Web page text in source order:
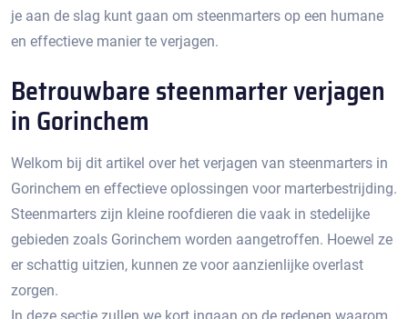
je aan de slag kunt gaan om steenmarters op een humane
en effectieve manier te verjagen.​
Betrouwbare steenmarter verjagen
in Gorinchem
Welkom bij dit artikel over het verjagen van steenmarters in
Gorinchem en effectieve oplossingen voor marterbestrijding.​
Steenmarters zijn kleine roofdieren die vaak in stedelijke
gebieden zoals Gorinchem worden aangetroffen.​ Hoewel ze
er schattig uitzien, kunnen ze voor aanzienlijke overlast
zorgen.​